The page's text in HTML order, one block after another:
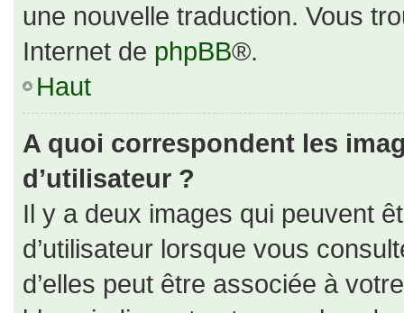
une nouvelle traduction. Vous
Internet de phpBB®.
Haut
A quoi correspondent les
d’utilisateur ?
Il y a deux images qui peuvent
d’utilisateur lorsque vous
d’elles peut être associée à